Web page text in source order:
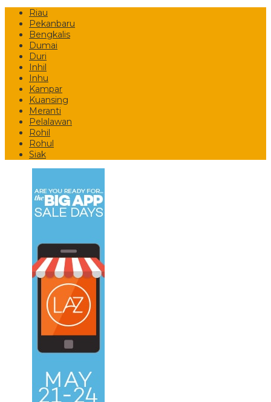
Riau
Pekanbaru
Bengkalis
Dumai
Duri
Inhil
Inhu
Kampar
Kuansing
Meranti
Pelalawan
Rohil
Rohul
Siak